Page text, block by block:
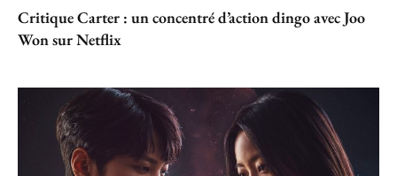
Critique Carter : un concentré d’action dingo avec Joo
Won sur Netflix